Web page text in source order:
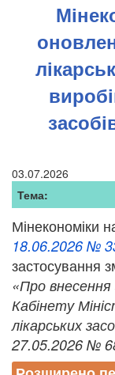
03.07.2026
Тема:
Мінекономіки
18.06.2026 №
застосування
«Про
Кабінету
лікарських
27.05.2026 №